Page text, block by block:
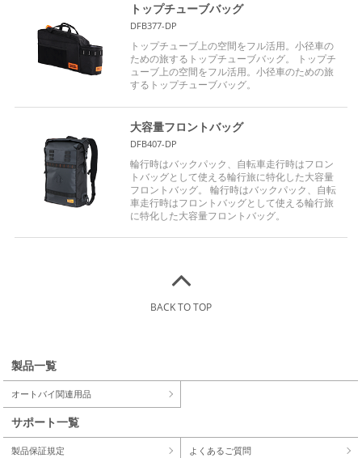
トップチューブバッグ
DFB377-DP
トップチューブ上の空間をフル活用。小径車の
ための旅するトップチューブバッグ。 トップチ
ューブ上の空間をフル活用。小径車のための旅
するトップチューブバッグ。
大容量フロントバッグ
DFB407-DP
輪行時はバックパック、自転車走行時はフロン
トバッグとして使える輪行旅に特化した大容量
フロントバッグ。 輪行時はバックパック、自転
車走行時はフロントバッグとして使える輪行旅
に特化した大容量フロントバッグ。
BACK TO TOP
製品一覧
オートバイ関連用品
サポート一覧
製品保証規定 よくあるご質問